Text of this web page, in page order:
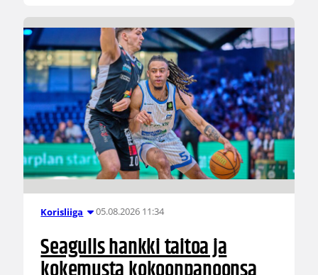
Korisliiga 05.08.2026 11:34
Seagulls hankki taitoa ja